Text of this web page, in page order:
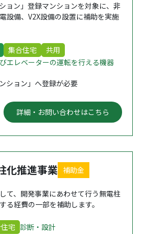
ョン」登録マンションを対象に、非
設備、V2X設備の設置に補助を実施
集合住宅
共用
エレベーターの運転を行える機器
ション」へ登録が必要
詳細・お問い合わせはこちら
化推進事業 補助金
て、開発事業にあわせて行う無電柱
る経費の一部を補助します。
宅 診断・設計